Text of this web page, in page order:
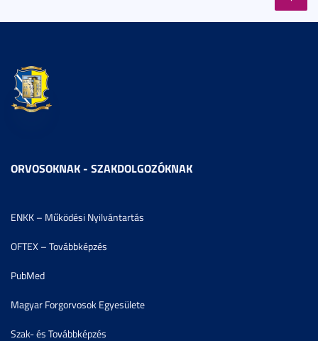
ORVOSOKNAK - SZAKDOLGOZÓKNAK
ENKK – Működési Nyilvántartás
OFTEX – Továbbképzés
PubMed
Magyar Forgorvosok Egyesülete
Szak- és Továbbképzés